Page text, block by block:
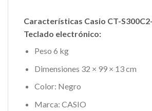
Características Casio CT-
Teclado electrónico:
Peso 6 kg
Dimensiones 32 × 99 × 13 cm
Color: Negro
Marca: CASIO